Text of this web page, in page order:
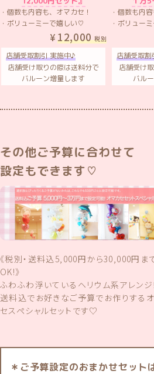
・個数も内容も、オマカセ！
・ボリューミーで嬉しい♡
12,000 税別
店舗受取割引 実施中♪
店舗受け取りの際は送料分で
バルーン増量します
・個数も内
・ボリュー
店舗受取
店舗受け
バル
その他ご予算に合わせて
設定もできます♡
《税別・送料込5,000円から30,000円ま
OK!》
ふわふわ浮いているヘリウム系アレンジ！
送料込でお好きなご予算でお作りする
セスペシャルセットです♡
＊ご予算設定のおまかせセットは